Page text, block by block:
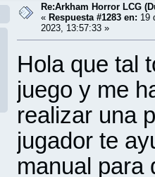
Re:Arkham Horror LCG
« Respuesta #1283 en: 19
2023, 13:57:33 »
Hola que tal
juego y me
realizar una
jugador te
manual para